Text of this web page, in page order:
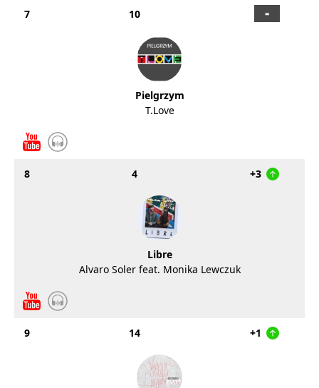
7 10
Pielgrzym
T.Love
8 4 +3
Libre
Alvaro Soler feat. Monika Lewczuk
9 14 +1